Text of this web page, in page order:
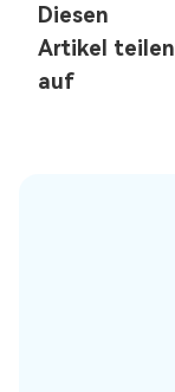
Diesen
Artikel teilen
auf